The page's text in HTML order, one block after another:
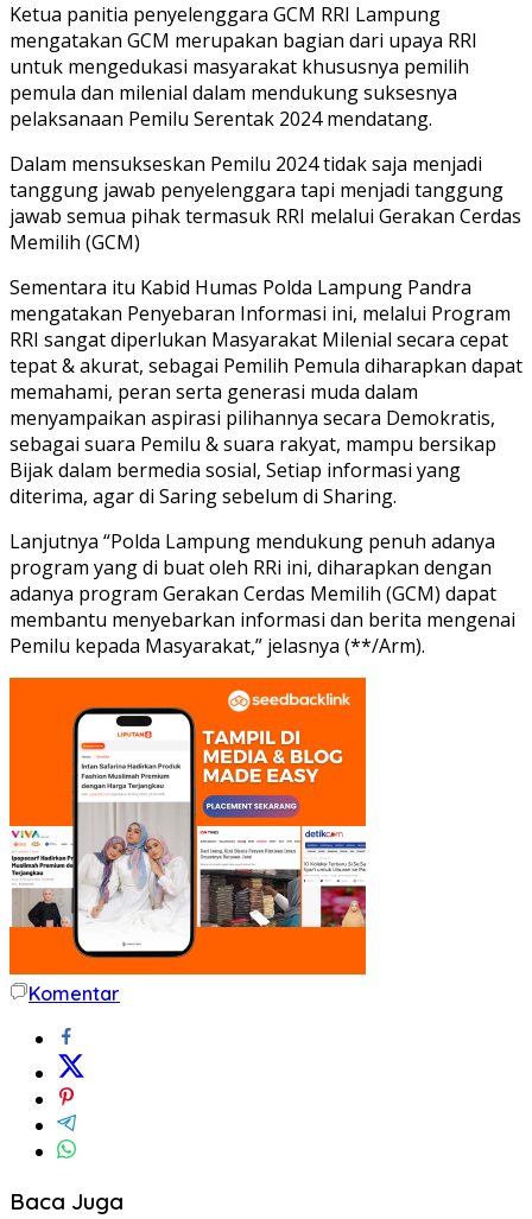
Ketua panitia penyelenggara GCM RRI Lampung
mengatakan GCM merupakan bagian dari upaya RRI
untuk mengedukasi masyarakat khususnya pemilih
pemula dan milenial dalam mendukung suksesnya
pelaksanaan Pemilu Serentak 2024 mendatang.
Dalam mensukseskan Pemilu 2024 tidak saja menjadi
tanggung jawab penyelenggara tapi menjadi tanggung
jawab semua pihak termasuk RRI melalui Gerakan Cerdas
Memilih (GCM)
Sementara itu Kabid Humas Polda Lampung Pandra
mengatakan Penyebaran Informasi ini, melalui Program
RRI sangat diperlukan Masyarakat Milenial secara cepat
tepat & akurat, sebagai Pemilih Pemula diharapkan dapat
memahami, peran serta generasi muda dalam
menyampaikan aspirasi pilihannya secara Demokratis,
sebagai suara Pemilu & suara rakyat, mampu bersikap
Bijak dalam bermedia sosial, Setiap informasi yang
diterima, agar di Saring sebelum di Sharing.
Lanjutnya “Polda Lampung mendukung penuh adanya
program yang di buat oleh RRi ini, diharapkan dengan
adanya program Gerakan Cerdas Memilih (GCM) dapat
membantu menyebarkan informasi dan berita mengenai
Pemilu kepada Masyarakat,” jelasnya (**/Arm).
Komentar
Baca Juga